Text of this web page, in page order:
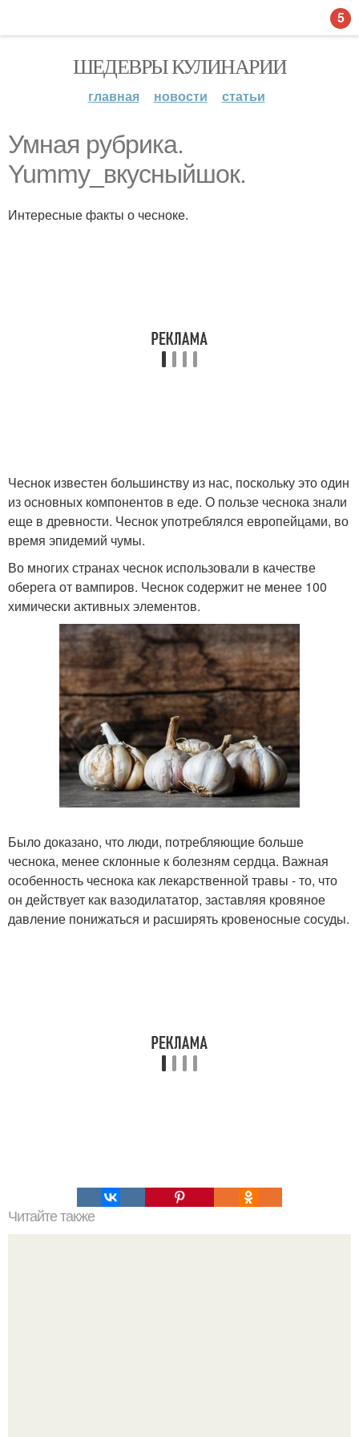
ШЕДЕВРЫ КУЛИНАРИИ
главная новости статьи
Умная рубрика.
Yummy_вкусныйшок.
Интересные факты о чесноке.
Чеснок известен большинству из нас, поскольку это один
из основных компонентов в еде. О пользе чеснока знали
еще в древности. Чеснок употреблялся европейцами, во
время эпидемий чумы.
Во многих странах чеснок использовали в качестве
оберега от вампиров. Чеснок содержит не менее 100
химически активных элементов.
Было доказано, что люди, потребляющие больше
чеснока, менее склонные к болезням сердца. Важная
особенность чеснока как лекарственной травы - то, что
он действует как вазодилататор, заставляя кровяное
давление понижаться и расширять кровеносные сосуды.
Читайте также
5